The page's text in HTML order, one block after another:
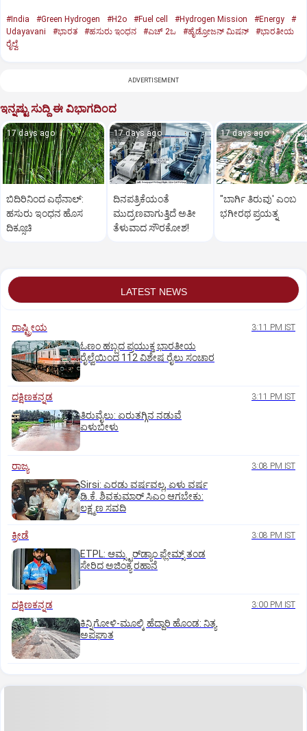
#India #Green Hydrogen #H2o #Fuel cell #Hydrogen Mission #Energy
#
Udayavani
#ಭಾರತ #ಹಸುರು ಇಂಧನ #ಎಚ್‌ 2ಒ #ಹೈಡ್ರೋಜನ್‌ ಮಿಷನ್‌
#ಭಾರತೀಯ
ರೈಲ್ವೆ
ADVERTISEMENT
ಇನ್ನಷ್ಟು ಸುದ್ದಿ ಈ ವಿಭಾಗದಿಂದ
17 days ago
ಬಿದಿರಿನಿಂದ ಎಥೆನಾಲ್‌:
ಹಸುರು ಇಂಧನ ಹೊಸ
ದಿಕ್ಸೂಚಿ
17 days ago
ದಿನಪತ್ರಿಕೆಯಂತೆ
ಮುದ್ರಣವಾಗುತ್ತಿದೆ ಅತೀ
ತೆಳುವಾದ ಸೌರಕೋಶ!
17 days ago
"ಬಾರ್ಗಿ ತಿರುವು' ಎಂಬ
ಭಗೀರಥ ಪ್ರಯತ್ನ
LATEST NEWS
ರಾಷ್ಟ್ರೀಯ 3:11 PM IST
ಓಣಂ ಹಬ್ಬದ ಪ್ರಯುಕ್ತ ಭಾರತೀಯ
ರೈಲ್ವೆಯಿಂದ 112 ವಿಶೇಷ ರೈಲು ಸಂಚಾರ
ದಕ್ಷಿಣಕನ್ನಡ 3:11 PM IST
ತಿರುವೈಲು: ಏರುತಗ್ಗಿನ ನಡುವೆ
ಏಳುಬೀಳು
ರಾಜ್ಯ 3:08 PM IST
Sirsi: ಎರಡು ವರ್ಷವಲ್ಲ, ಏಳು ವರ್ಷ
ಡಿ.ಕೆ. ಶಿವಕುಮಾರ್ ಸಿಎಂ ಆಗಬೇಕು:
ಲಕ್ಷ್ಮಣ ಸವದಿ
ಕ್ರೀಡೆ 3:08 PM IST
ETPL: ಆಮ್ಸ್ಟರ್‌ಡ್ಯಾಂ ಫ್ಲೇಮ್ಸ್‌ ತಂಡ
ಸೇರಿದ ಅಜಿಂಕ್ಯ ರಹಾನೆ
ದಕ್ಷಿಣಕನ್ನಡ 3:00 PM IST
ಕಿನ್ನಿಗೋಳಿ-ಮೂಲ್ಕಿ ಹೆದ್ದಾರಿ ಹೊಂಡ: ನಿತ್ಯ
ಅಪಘಾತ